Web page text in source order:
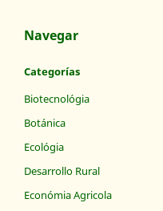
Navegar
Categorías
Biotecnológia
Botánica
Ecológia
Desarrollo Rural
Económia Agricola